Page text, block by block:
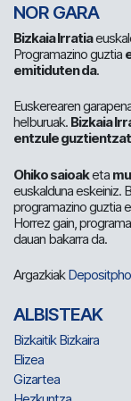
NOR GARA
Bizkaia Irratia
Programazino guztia
emitiduten da.
Euskerearen
helburuak. Bizkaia
entzule
Ohiko saioaketa
euskalduna eskeiniz.
programazino guztia
Horrez gain,
dauan bakarra da.
Argazkiak
ALBISTEAK
Bizkaitik Bizkaira
Elizea
Gizartea